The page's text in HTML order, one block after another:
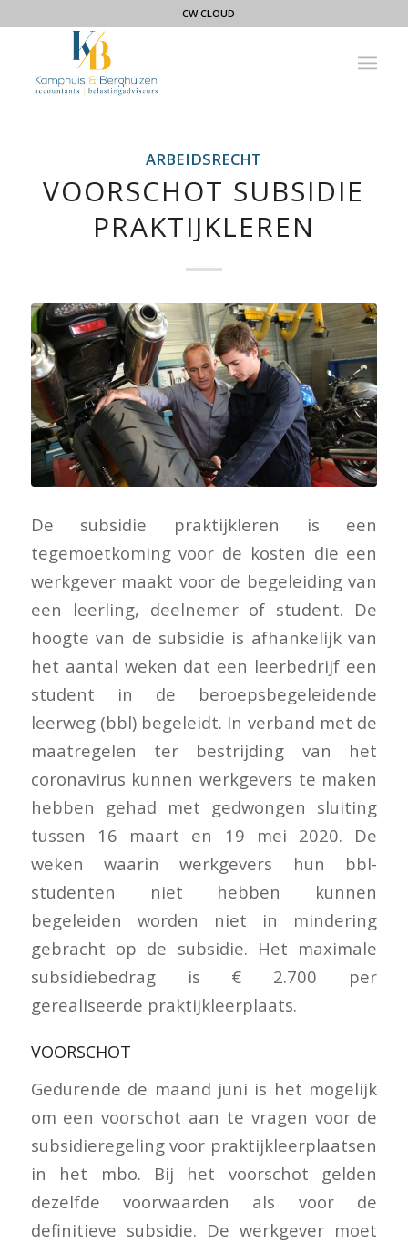
CW CLOUD
ARBEIDSRECHT
VOORSCHOT SUBSIDIE
PRAKTIJKLEREN
De subsidie praktijkleren is een
tegemoetkoming voor de kosten die een
werkgever maakt voor de begeleiding van
een leerling, deelnemer of student. De
hoogte van de subsidie is afhankelijk van
het aantal weken dat een leerbedrijf een
student in de beroepsbegeleidende
leerweg (bbl) begeleidt. In verband met de
maatregelen ter bestrijding van het
coronavirus kunnen werkgevers te maken
hebben gehad met gedwongen sluiting
tussen 16 maart en 19 mei 2020. De
weken waarin werkgevers hun bbl-
studenten niet hebben kunnen
begeleiden worden niet in mindering
gebracht op de subsidie. Het maximale
subsidiebedrag is € 2.700 per
gerealiseerde praktijkleerplaats.
VOORSCHOT
Gedurende de maand juni is het mogelijk
om een voorschot aan te vragen voor de
subsidieregeling voor praktijkleerplaatsen
in het mbo. Bij het voorschot gelden
dezelfde voorwaarden als voor de
definitieve subsidie. De werkgever moet